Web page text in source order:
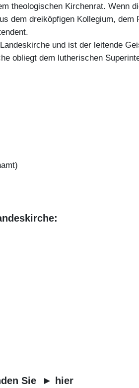
theologischen Kirchenrat. Wenn
dem dreiköpfigen Kollegium, dem
und ist der leitende
obliegt dem lutherischen
Sie ► hier